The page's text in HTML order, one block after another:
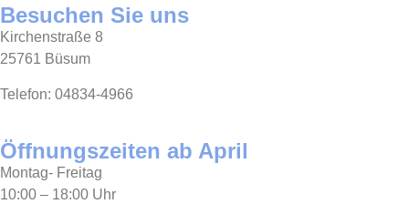
Besuchen Sie uns
Kirchenstraße 8
25761 Büsum
Telefon: 04834-4966
Öffnungszeiten ab April
Montag- Freitag
10:00 – 18:00 Uhr